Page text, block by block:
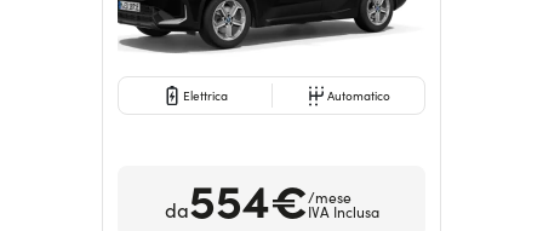
Elettrica Automatico
da554€/mese
IVA Inclusa